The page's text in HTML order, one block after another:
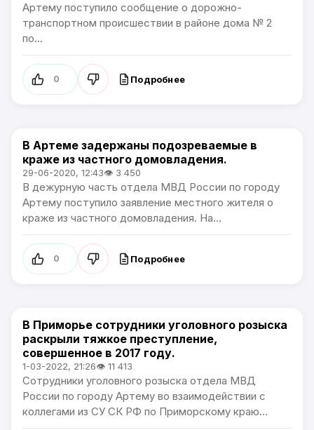
Артему поступило сообщение о дорожно-
транспортном происшествии в районе дома № 2
по...
0 Подробнее
Происшествия
В Артеме задержаны подозреваемые в
краже из частного домовладения.
29-06-2020, 12:43👁 3 450
В дежурную часть отдела МВД России по городу
Артему поступило заявление местного жителя о
краже из частного домовладения. На...
0 Подробнее
Происшествия
В Приморье сотрудники уголовного розыска
раскрыли тяжкое преступление,
совершенное в 2017 году.
1-03-2022, 21:26👁 11 413
Сотрудники уголовного розыска отдела МВД
России по городу Артему во взаимодействии с
коллегами из СУ СК РФ по Приморскому краю...